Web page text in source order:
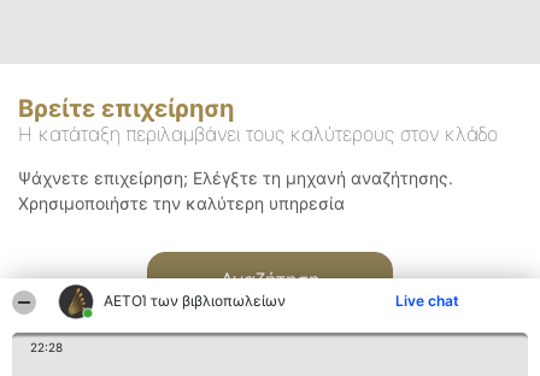
ΑΕΤΟΊ των βιβλιοπωλείων Live chat
22:28
Βρείτε επιχείρηση
Η κατάταξη περιλαμβάνει τους καλύτερους στον κλάδο
Ψάχνετε επιχείρηση; Ελέγξτε τη μηχανή αναζήτησης.
Χρησιμοποιήστε την καλύτερη υπηρεσία
Αναζήτηση